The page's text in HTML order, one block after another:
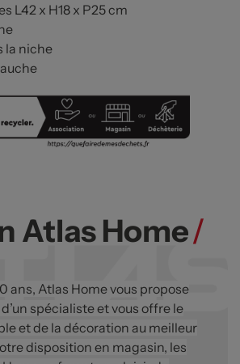
L42 x H18 x P25 cm
la niche
Atlas Home/
ans, Atlas Home vous propose
spécialiste et vous offre le
et de la décoration au meilleur
disposition en magasin, les